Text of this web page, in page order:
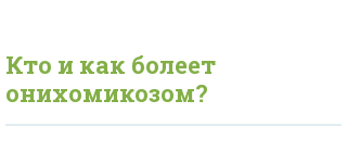
Кто и как болеет
онихомикозом?